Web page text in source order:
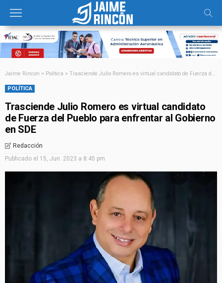
Jaime Rincon > Política > Trasciende Julio Romero es virtual candidato de Fuerza del Pueblo para enfrentar al Gobierno en SDE
POLÍTICA
Trasciende Julio Romero es virtual candidato
de Fuerza del Pueblo para enfrentar al Gobierno
en SDE
Redacción
Publicado el 15, Jun. 2023 a 8:45 pm